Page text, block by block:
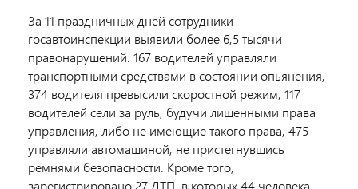
За 11 праздничных дней сотрудники
госавтоинспекции выявили более 6,5 тысячи
правонарушений. 167 водителей управляли
транспортными средствами в состоянии опьянения,
374 водителя превысили скоростной режим, 117
водителей сели за руль, будучи лишенными права
управления, либо не имеющие такого права, 475 –
управляли автомашиной, не пристегнувшись
ремнями безопасности. Кроме того,
зарегистрировано 27 ДТП, в которых 44 человека